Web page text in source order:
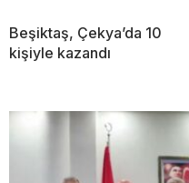
Beşiktaş, Çekya’da 10
kişiyle kazandı